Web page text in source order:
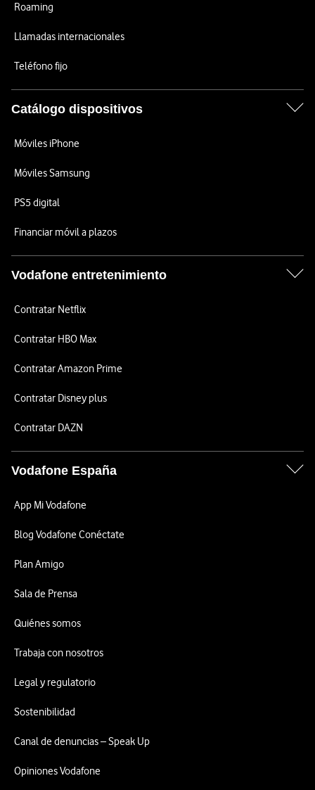
Roaming
Llamadas internacionales
Teléfono fijo
Catálogo dispositivos
Móviles iPhone
Móviles Samsung
PS5 digital
Financiar móvil a plazos
Vodafone entretenimiento
Contratar Netflix
Contratar HBO Max
Contratar Amazon Prime
Contratar Disney plus
Contratar DAZN
Vodafone España
App Mi Vodafone
Blog Vodafone Conéctate
Plan Amigo
Sala de Prensa
Quiénes somos
Trabaja con nosotros
Legal y regulatorio
Sostenibilidad
Canal de denuncias – Speak Up
Opiniones Vodafone